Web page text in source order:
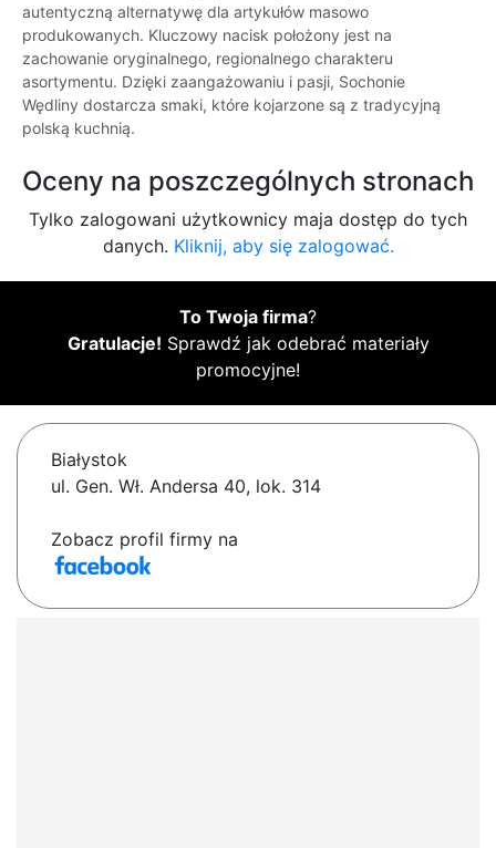
autentyczną alternatywę dla artykułów masowo
produkowanych. Kluczowy nacisk położony jest na
zachowanie oryginalnego, regionalnego charakteru
asortymentu. Dzięki zaangażowaniu i pasji, Sochonie
Wędliny dostarcza smaki, które kojarzone są z tradycyjną
polską kuchnią.
Oceny na poszczególnych stronach
Tylko zalogowani użytkownicy maja dostęp do tych
danych. Kliknij, aby się zalogować.
To Twoja firma?
Gratulacje! Sprawdź jak odebrać materiały
promocyjne!
Białystok
ul. Gen. Wł. Andersa 40, lok. 314
Zobacz profil firmy na